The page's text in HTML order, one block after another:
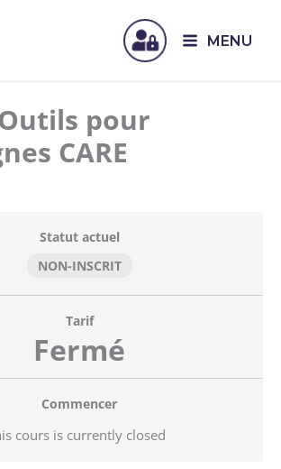
MENU
pour
CARE
Statut actuel
NON-INSCRIT
Tarif
Fermé
Commencer
cours is currently closed